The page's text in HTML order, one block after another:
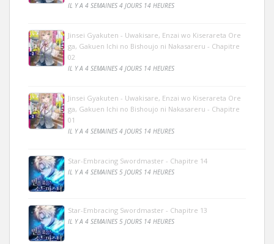
IL Y A 4 SEMAINES 4 JOURS 14 HEURES
Jinsei Gyakuten - Uwakisare, Enzai wo Kiserareta Ore
ga, Gakuen Ichi no Bishoujo ni Nakasareru - Chapitre
02
IL Y A 4 SEMAINES 4 JOURS 14 HEURES
Jinsei Gyakuten - Uwakisare, Enzai wo Kiserareta Ore
ga, Gakuen Ichi no Bishoujo ni Nakasareru - Chapitre
01
IL Y A 4 SEMAINES 4 JOURS 14 HEURES
Star-Embracing Swordmaster - Chapitre 14
IL Y A 4 SEMAINES 5 JOURS 14 HEURES
Star-Embracing Swordmaster - Chapitre 13
IL Y A 4 SEMAINES 5 JOURS 14 HEURES